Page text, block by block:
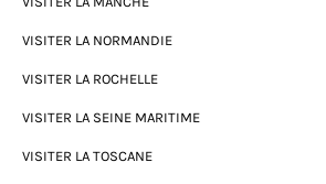
VISITER LA NORMANDIE
VISITER LA ROCHELLE
VISITER LA SEINE MARITIME
VISITER LA TOSCANE